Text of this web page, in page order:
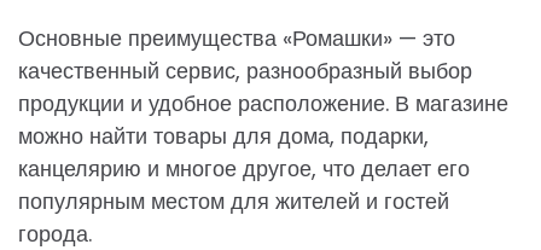
Основные преимущества «Ромашки» — это
качественный сервис, разнообразный выбор
продукции и удобное расположение. В магазине
можно найти товары для дома, подарки,
канцелярию и многое другое, что делает его
популярным местом для жителей и гостей
города.